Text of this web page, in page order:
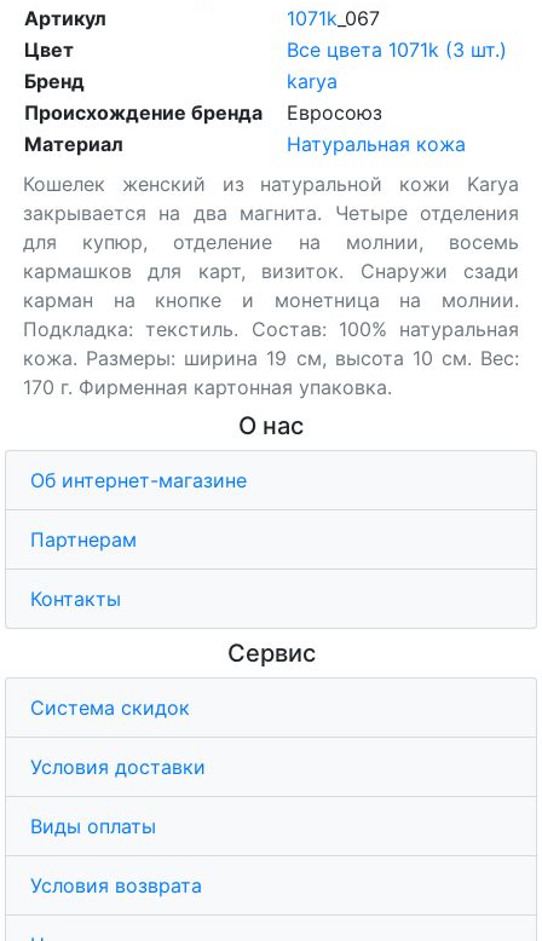
Артикул 1071k _067
Цвет
Все цвета 1071k (3 шт.)
Бренд
karya
Происхождение бренда
Евросоюз
Материал
Натуральная кожа
Кошелек женский из натуральной кожи Karya
закрывается на два магнита. Четыре отделения
для купюр, отделение на молнии, восемь
кармашков для карт, визиток. Снаружи сзади
карман на кнопке и монетница на молнии.
Подкладка: текстиль. Состав: 100% натуральная
кожа. Размеры: ширина 19 см, высота 10 см. Вес:
170 г. Фирменная картонная упаковка.
О нас
Об интернет-магазине
Партнерам
Контакты
Сервис
Система скидок
Условия доставки
Виды оплаты
Условия возврата